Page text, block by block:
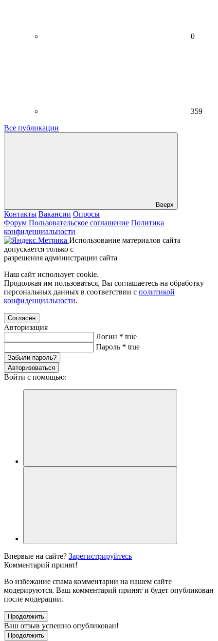
0
359
Все публикации
Вверх
Контакты Вакансии Опросы
Форум Пользовательское соглашение Политика
конфиденциальности
Использование материалов сайта
допускается только с
разрешения администрации сайта
Наш сайт использует cookie.
Продолжая им пользоваться, Вы соглашаетесь на обработку
персональных данных в соответствии с политикой
конфиденциальности.
Согласен
Авторизация
Логин * true
Пароль * true
Забыли пароль?
Авторизоваться
Войти с помощью:
Впервые на сайте? Зарегистрируйтесь
Комментарий принят!
Во избежание спама комментарии на нашем сайте
модерируются. Ваш комментарий принят и будет опубликован
после модерации.
Продолжить
Ваш отзыв успешно опубликован!
Продолжить